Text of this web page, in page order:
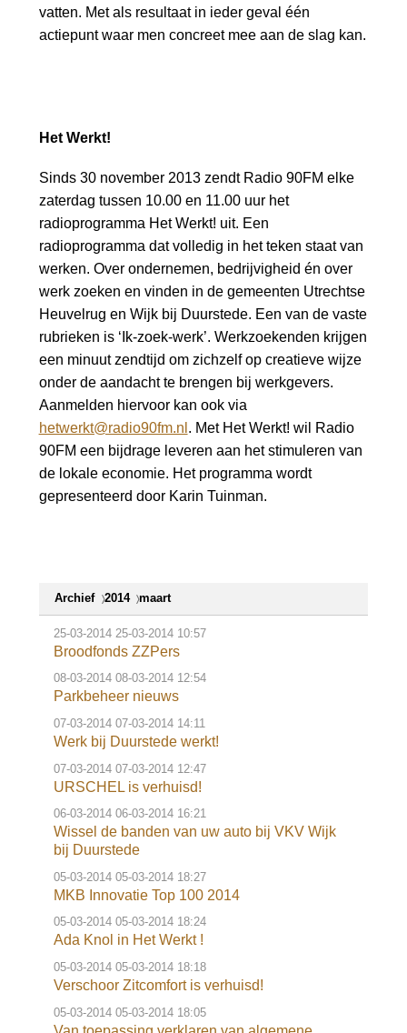
vatten. Met als resultaat in ieder geval één
actiepunt waar men concreet mee aan de slag kan.
Het Werkt!
Sinds 30 november 2013 zendt Radio 90FM elke
zaterdag tussen 10.00 en 11.00 uur het
radioprogramma Het Werkt! uit. Een
radioprogramma dat volledig in het teken staat van
werken. Over ondernemen, bedrijvigheid én over
werk zoeken en vinden in de gemeenten Utrechtse
Heuvelrug en Wijk bij Duurstede. Een van de vaste
rubrieken is ‘Ik-zoek-werk’. Werkzoekenden krijgen
een minuut zendtijd om zichzelf op creatieve wijze
onder de aandacht te brengen bij werkgevers.
Aanmelden hiervoor kan ook via
hetwerkt@radio90fm.nl . Met Het Werkt! wil Radio
90FM een bijdrage leveren aan het stimuleren van
de lokale economie. Het programma wordt
gepresenteerd door Karin Tuinman.
Archief 2014 maart
25-03-201425-03-2014 10:57
Broodfonds ZZPers
08-03-201408-03-2014 12:54
Parkbeheer nieuws
07-03-201407-03-2014 14:11
Werk bij Duurstede werkt!
07-03-201407-03-2014 12:47
URSCHEL is verhuisd!
06-03-201406-03-2014 16:21
Wissel de banden van uw auto bij VKV Wijk
bij Duurstede
05-03-201405-03-2014 18:27
MKB Innovatie Top 100 2014
05-03-201405-03-2014 18:24
Ada Knol in Het Werkt !
05-03-201405-03-2014 18:18
Verschoor Zitcomfort is verhuisd!
05-03-201405-03-2014 18:05